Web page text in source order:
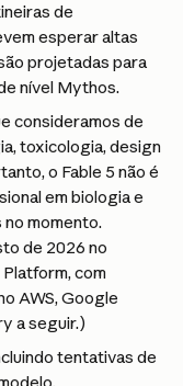
de
esperar altas
projetadas para
nível Mythos.
consideramos de
toxicologia, design
o Fable 5 não é
em biologia e
momento.
de 2026 no
com
AWS, Google
a seguir.)
tentativas de